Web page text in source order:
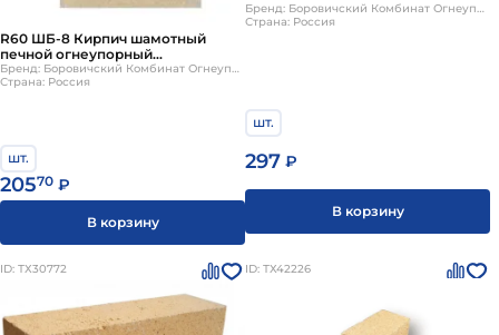
R60 ШБ-8 Кирпич шамотный
печной огнеупорный
250х124х65мм Боровичи
Бренд: Боровичский Комбинат Огнеупоров
Страна: Россия
шт.
20570 ₽
В корзину
Бренд: Боровичский Комбинат Огнеупоров
Страна: Россия
шт.
297 ₽
В корзину
ID: ТХ30772 ID: ТХ42226